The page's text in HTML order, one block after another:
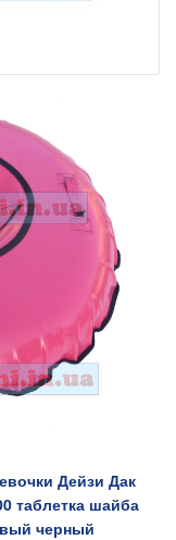
Дейзи Дак
таблетка шайба
черный